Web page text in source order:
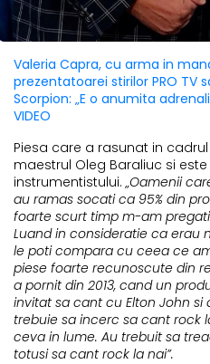
Valeria Capra, cu arma in
prezentatoarei stirilor PRO
Scorpion: „E o anumita
VIDEO
Piesa care a rasunat in
maestrul Oleg Baraliuc si
instrumentistului. „Oamenii
au ramas socati ca 95% din
foarte scurt timp m-am
Luand in consideratie ca erau
le poti compara cu ceea ce
piese foarte recunoscute din
a pornit din 2013, cand un
invitat sa cant cu Elton John
trebuie sa incerc sa cant rock
ceva in lume. Au trebuit sa
totusi sa cant rock la nai”.